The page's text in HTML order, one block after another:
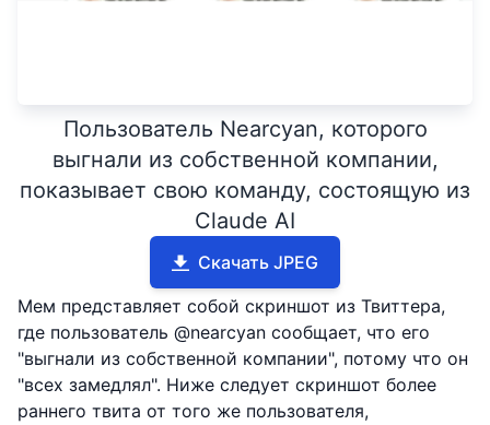
Пользователь Nearcyan, которого
выгнали из собственной компании,
показывает свою команду, состоящую из
Claude AI
Скачать JPEG
Мем представляет собой скриншот из Твиттера,
где пользователь @nearcyan сообщает, что его
"выгнали из собственной компании", потому что он
"всех замедлял". Ниже следует скриншот более
раннего твита от того же пользователя,